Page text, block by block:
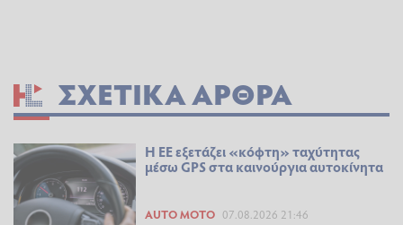
ΣΧΕΤΙΚΆ ΆΡΘΡΑ
Η ΕΕ εξετάζει «κόφτη» ταχύτητας
μέσω GPS στα καινούργια αυτοκίνητα
AUTO MOTO 07.08.2026 21:46